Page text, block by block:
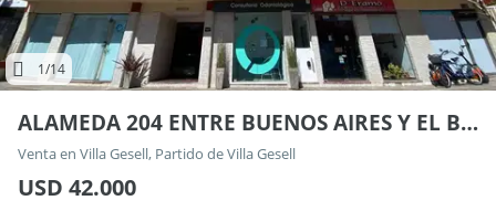
1/14
ALAMEDA 204 ENTRE BUENOS AIRES Y EL BOSQUE
Venta en Villa Gesell, Partido de Villa Gesell
USD 42.000